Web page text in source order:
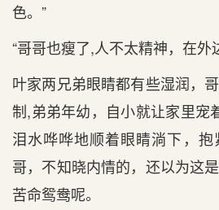
色。”
“哥哥也瘦了,人不太精神，在外
叶家两兄弟眼睛都有些湿润，
制,弟弟年幼，自小就让家里宠
泪水哗哗地顺着眼睛淌下，
哥，不知晓内情的，还以为这
苦命鸳鸯呢。